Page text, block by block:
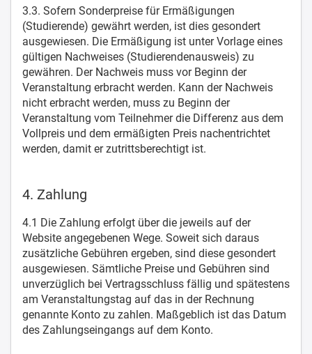
3.3. Sofern Sonderpreise für Ermäßigungen
(Studierende) gewährt werden, ist dies gesondert
ausgewiesen. Die Ermäßigung ist unter Vorlage eines
gültigen Nachweises (Studierendenausweis) zu
gewähren. Der Nachweis muss vor Beginn der
Veranstaltung erbracht werden. Kann der Nachweis
nicht erbracht werden, muss zu Beginn der
Veranstaltung vom Teilnehmer die Differenz aus dem
Vollpreis und dem ermäßigten Preis nachentrichtet
werden, damit er zutrittsberechtigt ist.
4. Zahlung
4.1 Die Zahlung erfolgt über die jeweils auf der
Website angegebenen Wege. Soweit sich daraus
zusätzliche Gebühren ergeben, sind diese gesondert
ausgewiesen. Sämtliche Preise und Gebühren sind
unverzüglich bei Vertragsschluss fällig und spätestens
am Veranstaltungstag auf das in der Rechnung
genannte Konto zu zahlen. Maßgeblich ist das Datum
des Zahlungseingangs auf dem Konto.